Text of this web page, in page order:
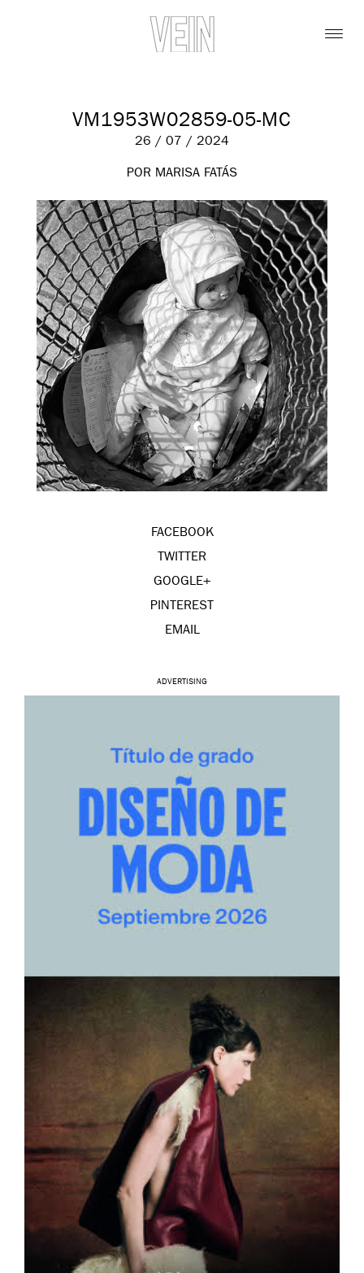
VM1953W02859-05-MC
26 / 07 / 2024
POR MARISA FATÁS
FACEBOOK
TWITTER
GOOGLE+
PINTEREST
EMAIL
ADVERTISING